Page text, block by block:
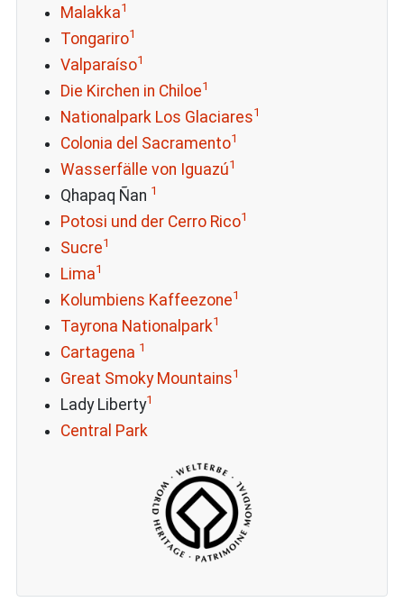
Malakka1
Tongariro1
Valparaíso1
Die Kirchen in Chiloe1
Nationalpark Los Glaciares1
Colonia del Sacramento1
Wasserfälle von Iguazú1
Qhapaq Ñan 1
Potosi und der Cerro Rico1
Sucre1
Lima1
Kolumbiens Kaffeezone1
Tayrona Nationalpark1
Cartagena 1
Great Smoky Mountains1
Lady Liberty1
Central Park